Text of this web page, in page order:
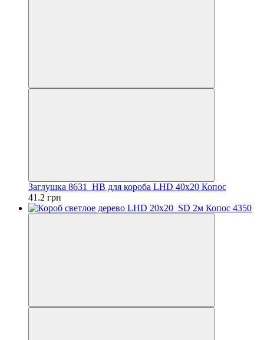
Заглушка 8631_HB для короба LHD 40х20 Копос
41.2 грн